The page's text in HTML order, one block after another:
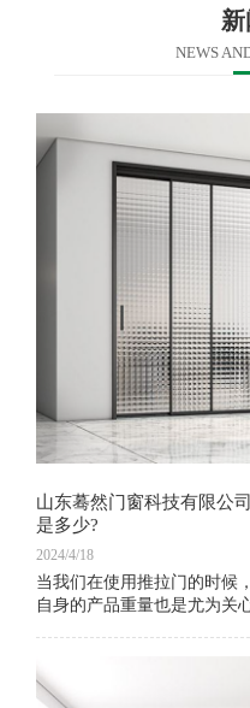
NEWS
山东蓦然门窗科技有限公
是多少?
2024/4/18
当我们在使用推拉门的时候
自身的产品重量也是尤为关